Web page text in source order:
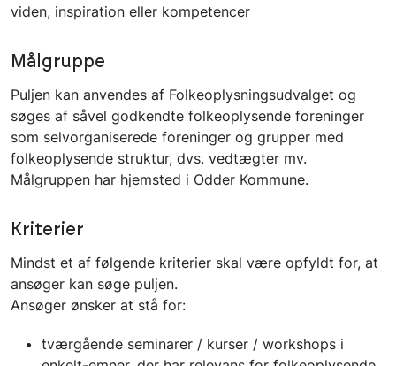
viden, inspiration eller kompetencer
Målgruppe
Puljen kan anvendes af Folkeoplysningsudvalget og
søges af såvel godkendte folkeoplysende foreninger
som selvorganiserede foreninger og grupper med
folkeoplysende struktur, dvs. vedtægter mv.
Målgruppen har hjemsted i Odder Kommune.
Kriterier
Mindst et af følgende kriterier skal være opfyldt for, at
ansøger kan søge puljen.
Ansøger ønsker at stå for:
tværgående seminarer / kurser / workshops i